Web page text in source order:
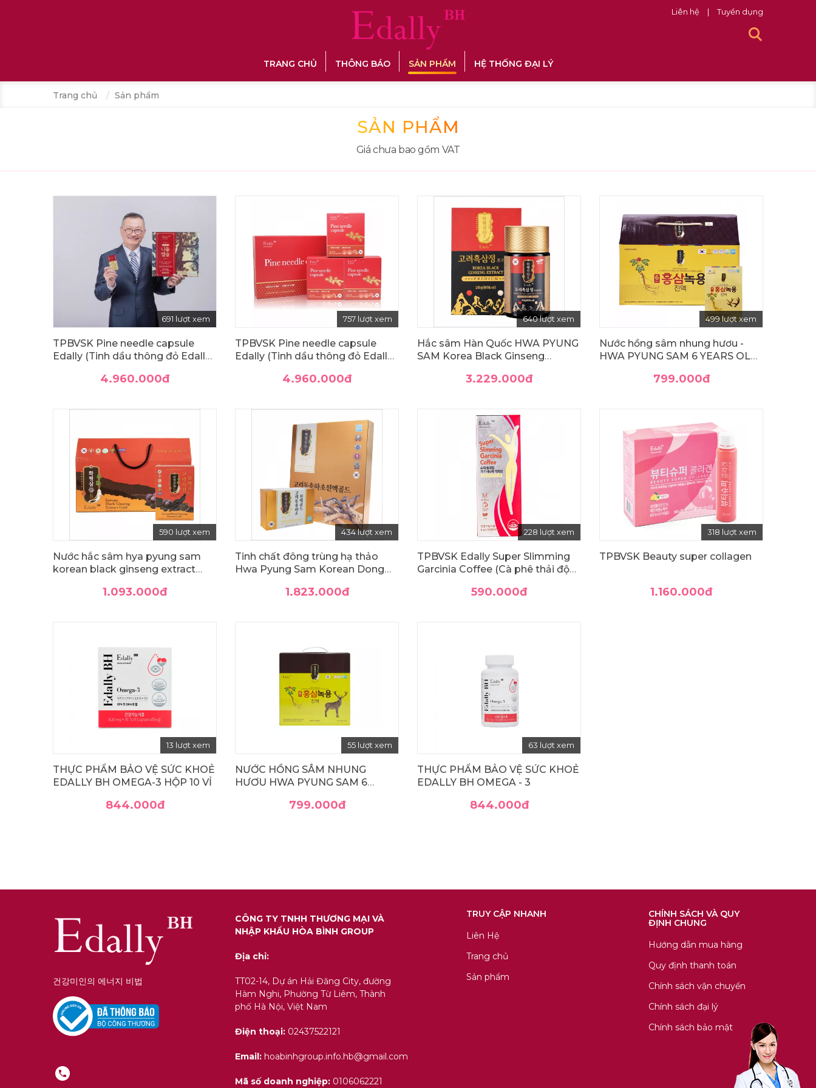
Liên hệ | Tuyển dụng
TRANG CHỦ THÔNG BÁO SẢN PHẨM HỆ THỐNG ĐẠI LÝ
Trang chủ Sản phẩm
SẢN PHẨM
Giá chưa bao gồm VAT
691 lượt xem
TPBVSK Pine needle capsule
Edally (Tinh dầu thông đỏ Edally -
4.960.000đ
757 lượt xem
TPBVSK Pine needle capsule
Edally (Tinh dầu thông đỏ Edally -
4.960.000đ
640 lượt xem
Hắc sâm Hàn Quốc HWA PYUNG
SAM Korea Black Ginseng
3.229.000đ
499 lượt xem
Nước hồng sâm nhung hươu -
HWA PYUNG SAM 6 YEARS OLD
799.000đ
590 lượt xem
Nước hắc sâm hya pyung sam
korean black ginseng extract
1.093.000đ
434 lượt xem
Tinh chất đông trùng hạ thảo
Hwa Pyung Sam Korean Dong
1.823.000đ
228 lượt xem
TPBVSK Edally Super Slimming
Garcinia Coffee (Cà phê thải độc
590.000đ
318 lượt xem
TPBVSK Beauty super collagen
1.160.000đ
13 lượt xem
THỰC PHẨM BẢO VỆ SỨC KHOẺ
EDALLY BH OMEGA-3 HỘP 10 VỈ
844.000đ
55 lượt xem
NƯỚC HỒNG SÂM NHUNG
HƯƠU HWA PYUNG SAM 6
GINSENG ANTLERS LIQUID
799.000đ
63 lượt xem
THỰC PHẨM BẢO VỆ SỨC KHOẺ
EDALLY BH OMEGA - 3
844.000đ
건강미인의 에너지 비법
CÔNG TY TNHH THƯƠNG MẠI VÀ
NHẬP KHẨU HÒA BÌNH GROUP
Địa chỉ:
TT02-14, Dự án Hải Đăng City, đường
Hàm Nghi, Phường Từ Liêm, Thành
phố Hà Nội, Việt Nam
Điện thoại: 02437522121
Email: hoabinhgroup.info.hb@gmail.com
Mã số doanh nghiệp: 0106062221
TRUY CẬP NHANH
Liên Hệ
Trang chủ
Sản phẩm
CHÍNH SÁCH VÀ QUY
ĐỊNH CHUNG
Hướng dẫn mua hàng
Quy định thanh toán
Chính sách vận chuyển
Chính sách đại lý
Chính sách bảo mật